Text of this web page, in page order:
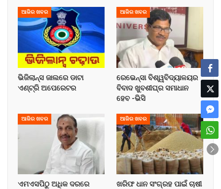
ଆଜିର ଖବର
ଭିଜିଲାନ୍ସ ଜାଲରେ ଡାଟା
ଏଣ୍ଟ୍ରି ଅପେରେଟର
ଆଜିର ଖବର
ରେଭେନ୍ସା ବିଶ୍ୱବିଦ୍ୟାଳୟର
ବିବାଦ ଖୁବଶୀଘ୍ର ସମାଧାନ
ହେବ -ଭିସି
ଆଜିର ଖବର
ଏମଏସପିଠୁ ଅଧିକ ଦରରେ
ଆଜିର ଖବର
ଖରିଫ ଧାନ ସଂଗ୍ରହ ପାଇଁ ଚାଷୀ